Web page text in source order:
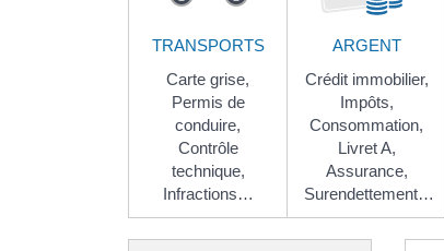
TRANSPORTS
Carte grise,
Permis de
conduire,
Contrôle
technique,
Infractions…
ARGENT
Crédit immobilier,
Impôts,
Consommation,
Livret A,
Assurance,
Surendettement…